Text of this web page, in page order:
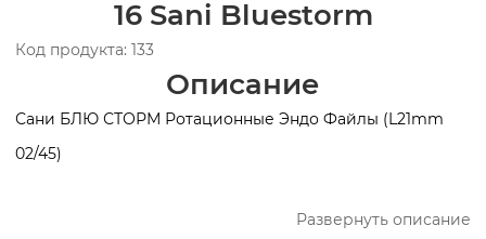
16 Sani Bluestorm
Код продукта: 133
Описание
Сани БЛЮ СТОРМ Ротационные Эндо Файлы (L21mm
02/45)
Развернуть описание